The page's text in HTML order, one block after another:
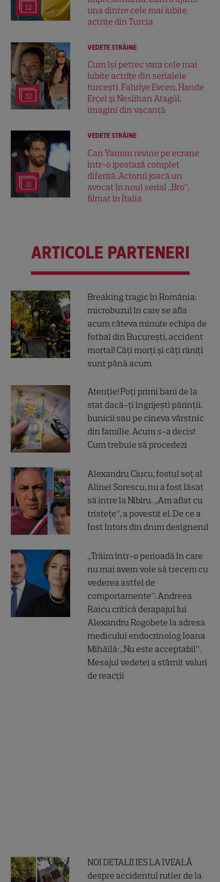
12
una dintre cele mai iubite
actrițe din Turcia
32
VEDETE STRĂINE
Cum își petrec vara cele mai
iubite actrițe din serialele
turcești. Fahriye Evcen, Hande
Erçel și Neslihan Atagül,
imagini din vacanță
31
VEDETE STRĂINE
Can Yaman revine pe ecrane
într-o ipostază complet
diferită. Actorul joacă un
avocat în noul serial „Bro”,
filmat în Italia
ARTICOLE PARTENERI
Breaking tragic în România:
microbuzul în care se afla
acum câteva minute echipa de
fotbal din București, accident
mortal! Câți morți și câți răniți
sunt până acum
Atenție! Poți primi bani de la
stat dacă-ți îngrijești părinții,
bunicii sau pe cineva vârstnic
din familie. Acum s-a decis!
Cum trebuie să procedezi
Alexandru Ciucu, fostul soț al
Alinei Sorescu, nu a fost lăsat
să intre la Nibiru. „Am aflat cu
tristețe”, a povestit el. De ce a
fost întors din drum designerul
„Trăim într-o perioadă în care
nu mai avem voie să trecem cu
vederea astfel de
comportamente”. Andreea
Raicu critică derapajul lui
Alexandru Rogobete la adresa
medicului endocrinolog Ioana
Mihăilă: „Nu este acceptabil”.
Mesajul vedetei a stârnit valuri
de reacții
NOI DETALII IES LA IVEALĂ
despre accidentul rutier de la